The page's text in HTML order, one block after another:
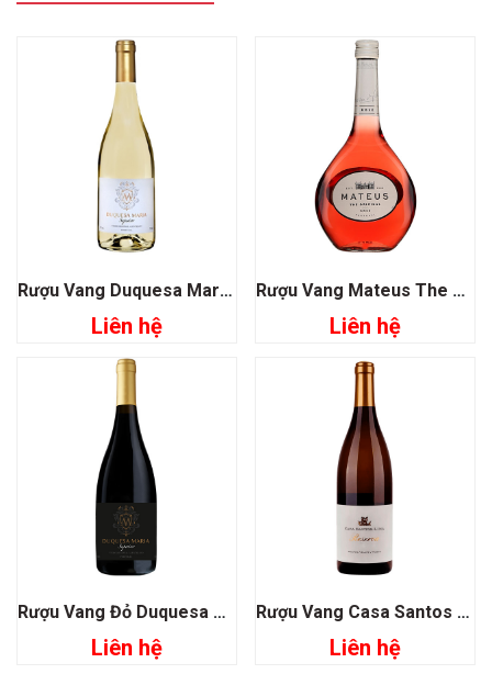
Rượu Vang Duquesa Maria Superior
Liên hệ
Rượu Vang Mateus The Original Portugal
Liên hệ
Rượu Vang Đỏ Duquesa Maria Superior
Liên hệ
Rượu Vang Casa Santos Lima Reserva
Liên hệ